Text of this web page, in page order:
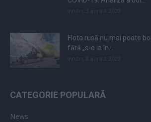
Flota rusă nu mai poate
fără „s-o ia în...
CATEGORIE POPULARĂ
News